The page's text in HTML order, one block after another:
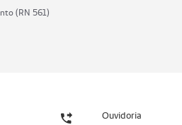
(RN 561)
Ouvidoria